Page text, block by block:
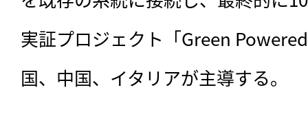
実証プロジェクト「Green
国、中国、イタリアが主導する。